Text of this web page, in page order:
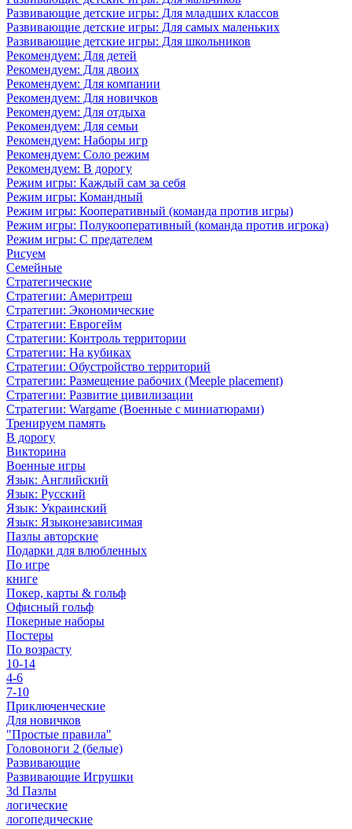
Развивающие детские игры: Для младших классов
Развивающие детские игры: Для самых маленьких
Развивающие детские игры: Для школьников
Рекомендуем: Для детей
Рекомендуем: Для двоих
Рекомендуем: Для компании
Рекомендуем: Для новичков
Рекомендуем: Для отдыха
Рекомендуем: Для семьи
Рекомендуем: Наборы игр
Рекомендуем: Соло режим
Рекомендуем: В дорогу
Режим игры: Каждый сам за себя
Режим игры: Командный
Режим игры: Кооперативный (команда против игры)
Режим игры: Полукооперативный (команда против игрока)
Режим игры: С предателем
Рисуем
Семейные
Стратегические
Стратегии: Америтреш
Стратегии: Экономические
Стратегии: Еврогейм
Стратегии: Контроль территории
Стратегии: На кубиках
Стратегии: Обустройство территорий
Стратегии: Размещение рабочих (Meeple placement)
Стратегии: Развитие цивилизации
Стратегии: Wargame (Военные с миниатюрами)
Тренируем память
В дорогу
Викторина
Военные игры
Язык: Английский
Язык: Русский
Язык: Украинский
Язык: Языконезависимая
Пазлы авторские
Подарки для влюбленных
По игре
книге
Покер, карты & гольф
Офисный гольф
Покерные наборы
Постеры
По возрасту
10-14
4-6
7-10
Приключенческие
Для новичков
"Простые правила"
Головоноги 2 (белые)
Развивающие
Развивающие Игрушки
3d Пазлы
логические
логопедические